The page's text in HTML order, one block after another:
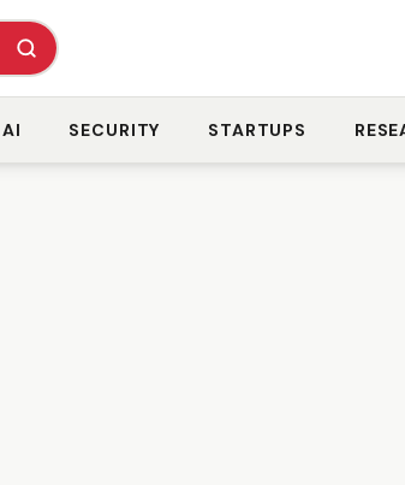
AI SECURITY STARTUPS